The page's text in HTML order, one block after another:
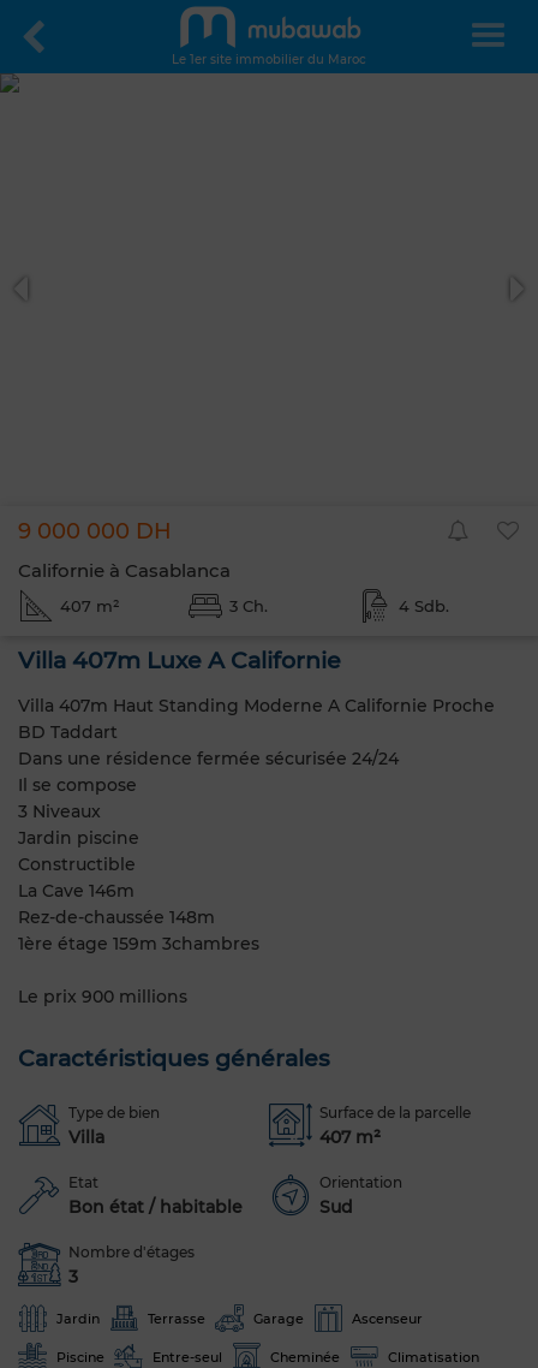
Le 1er site immobilier du Maroc
9 000 000 DH
Californie à Casablanca
407 m² 3 Ch. 4 Sdb.
Villa 407m Luxe A Californie
Villa 407m Haut Standing Moderne A Californie Proche
BD Taddart
Dans une résidence fermée sécurisée 24/24
Il se compose
3 Niveaux
Jardin piscine
Constructible
La Cave 146m
Rez-de-chaussée 148m
1ère étage 159m 3chambres
Le prix 900 millions
Caractéristiques générales
Type de bien
Villa
Surface de la parcelle
407 m²
Etat
Bon état / habitable
Orientation
Sud
Nombre d'étages
3
Jardin Terrasse Garage Ascenseur
Piscine Entre-seul Cheminée Climatisation